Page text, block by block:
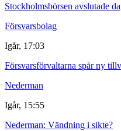
Stockholmsbörsen avslutade
Försvarsbolag
Igår, 17:03
Försvarsförvaltarna spår ny
Nederman
Igår, 15:55
Nederman: Vändning i sikte?